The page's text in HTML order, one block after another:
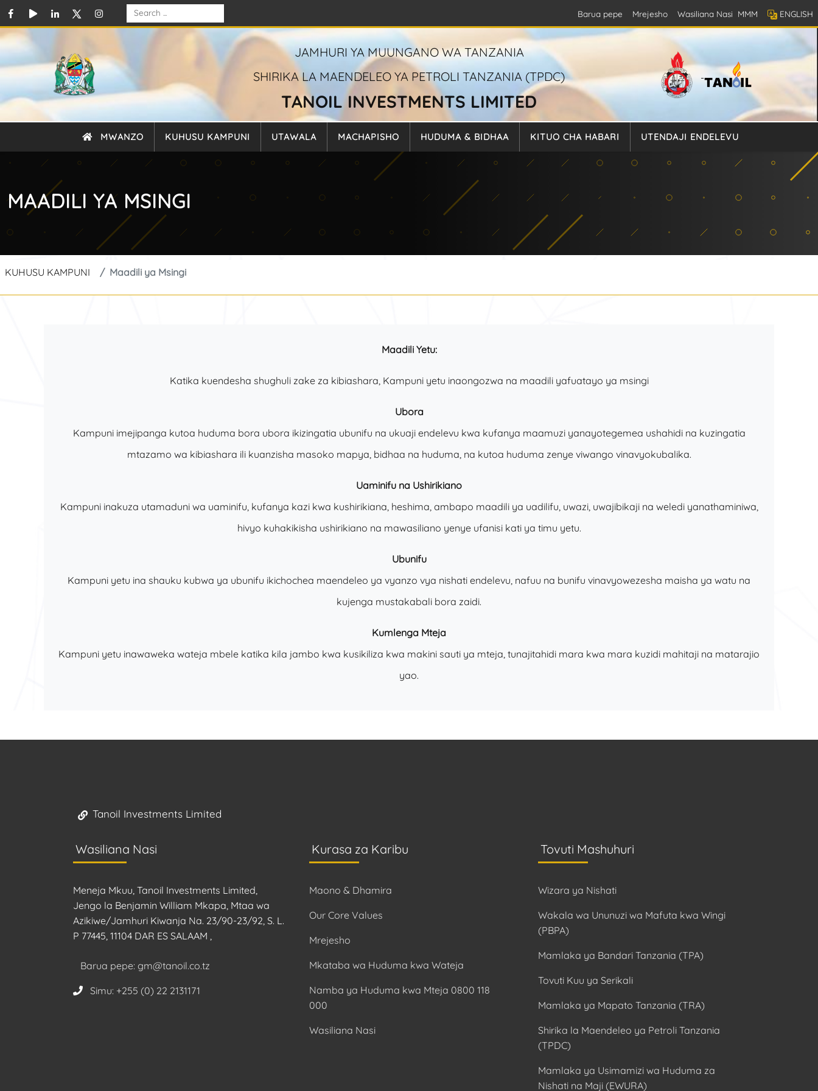
Barua pepe Mrejesho Wasiliana Nasi MMM ENGLISH
JAMHURI YA MUUNGANO WA TANZANIA
SHIRIKA LA MAENDELEO YA PETROLI TANZANIA (TPDC)
TANOIL INVESTMENTS LIMITED
MWANZO KUHUSU KAMPUNI UTAWALA MACHAPISHO HUDUMA & BIDHAA KITUO CHA HABARI UTENDAJI ENDELEVU
MAADILI YA MSINGI
KUHUSU KAMPUNI Maadili ya Msingi
Maadili Yetu:
Katika kuendesha shughuli zake za kibiashara, Kampuni yetu inaongozwa na maadili yafuatayo ya msingi
Ubora
Kampuni imejipanga kutoa huduma bora ubora ikizingatia ubunifu na ukuaji endelevu kwa kufanya maamuzi yanayotegemea ushahidi na kuzingatia
mtazamo wa kibiashara ili kuanzisha masoko mapya, bidhaa na huduma, na kutoa huduma zenye viwango vinavyokubalika.
Uaminifu na Ushirikiano
Kampuni inakuza utamaduni wa uaminifu, kufanya kazi kwa kushirikiana, heshima, ambapo maadili ya uadilifu, uwazi, uwajibikaji na weledi yanathaminiwa,
hivyo kuhakikisha ushirikiano na mawasiliano yenye ufanisi kati ya timu yetu.
Ubunifu
Kampuni yetu ina shauku kubwa ya ubunifu ikichochea maendeleo ya vyanzo vya nishati endelevu, nafuu na bunifu vinavyowezesha maisha ya watu na
kujenga mustakabali bora zaidi.
Kumlenga Mteja
Kampuni yetu inawaweka wateja mbele katika kila jambo kwa kusikiliza kwa makini sauti ya mteja, tunajitahidi mara kwa mara kuzidi mahitaji na matarajio
yao.
Tanoil Investments Limited
Wasiliana Nasi
Meneja Mkuu, Tanoil Investments Limited,
Jengo la Benjamin William Mkapa, Mtaa wa
Azikiwe/Jamhuri Kiwanja Na. 23/90-23/92, S. L.
P 77445, 11104 DAR ES SALAAM ,
Barua pepe: gm@tanoil.co.tz
Simu: +255 (0) 22 2131171
Kurasa za Karibu
Maono & Dhamira
Our Core Values
Mrejesho
Mkataba wa Huduma kwa Wateja
Namba ya Huduma kwa Mteja 0800 118
000
Wasiliana Nasi
Tovuti Mashuhuri
Wizara ya Nishati
Wakala wa Ununuzi wa Mafuta kwa Wingi
(PBPA)
Mamlaka ya Bandari Tanzania (TPA)
Tovuti Kuu ya Serikali
Mamlaka ya Mapato Tanzania (TRA)
Shirika la Maendeleo ya Petroli Tanzania
(TPDC)
Mamlaka ya Usimamizi wa Huduma za
Nishati na Maji (EWURA)